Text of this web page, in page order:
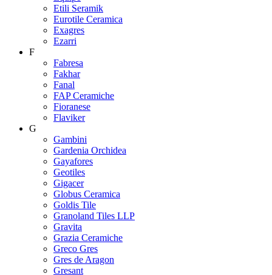
Etili Seramik
Eurotile Ceramica
Exagres
Ezarri
F
Fabresa
Fakhar
Fanal
FAP Ceramiche
Fioranese
Flaviker
G
Gambini
Gardenia Orchidea
Gayafores
Geotiles
Gigacer
Globus Ceramica
Goldis Tile
Granoland Tiles LLP
Gravita
Grazia Ceramiche
Greco Gres
Gres de Aragon
Gresant